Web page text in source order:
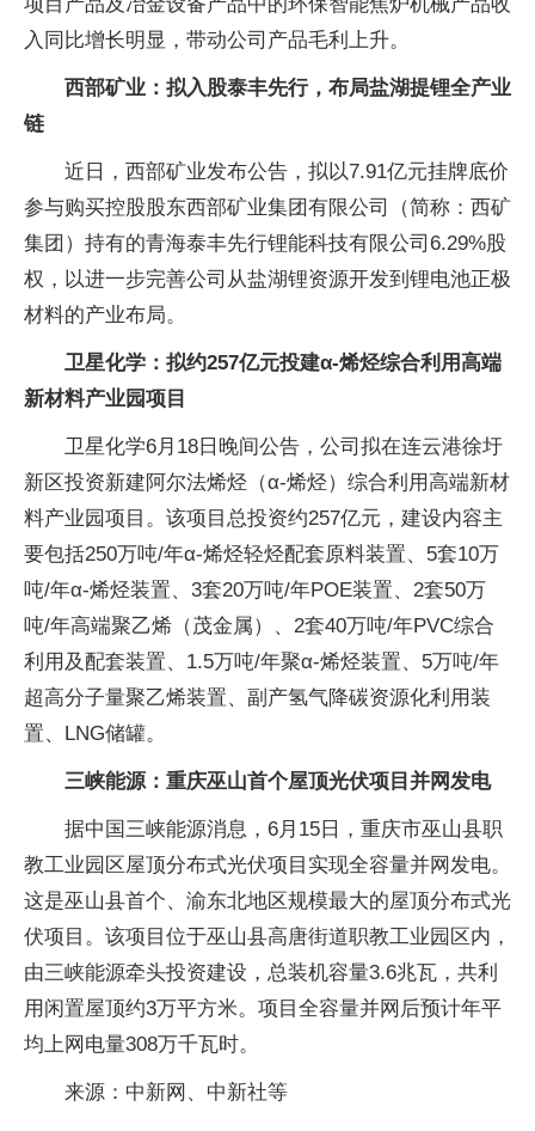
入同比增长明显，带动公司产品毛利上升。
西部矿业：拟入股泰丰先行，布局盐湖提锂全产业
链
近日，西部矿业发布公告，拟以7.91亿元挂牌底价
参与购买控股股东西部矿业集团有限公司（简称：西矿
集团）持有的青海泰丰先行锂能科技有限公司6.29%股
权，以进一步完善公司从盐湖锂资源开发到锂电池正极
材料的产业布局。
卫星化学：拟约257亿元投建α-烯烃综合利用高端
新材料产业园项目
卫星化学6月18日晚间公告，公司拟在连云港徐圩
新区投资新建阿尔法烯烃（α-烯烃）综合利用高端新材
料产业园项目。该项目总投资约257亿元，建设内容主
要包括250万吨/年α-烯烃轻烃配套原料装置、5套10万
吨/年α-烯烃装置、3套20万吨/年POE装置、2套50万
吨/年高端聚乙烯（茂金属）、2套40万吨/年PVC综合
利用及配套装置、1.5万吨/年聚α-烯烃装置、5万吨/年
超高分子量聚乙烯装置、副产氢气降碳资源化利用装
置、LNG储罐。
三峡能源：重庆巫山首个屋顶光伏项目并网发电
据中国三峡能源消息，6月15日，重庆市巫山县职
教工业园区屋顶分布式光伏项目实现全容量并网发电。
这是巫山县首个、渝东北地区规模最大的屋顶分布式光
伏项目。该项目位于巫山县高唐街道职教工业园区内，
由三峡能源牵头投资建设，总装机容量3.6兆瓦，共利
用闲置屋顶约3万平方米。项目全容量并网后预计年平
均上网电量308万千瓦时。
来源：中新网、中新社等